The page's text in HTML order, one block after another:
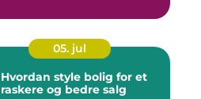
05. jul
Hvordan style bolig for et
raskere og bedre salg